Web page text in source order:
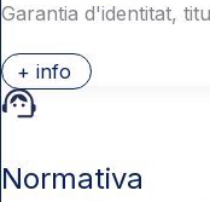
Garantia d'identitat,
+ info
Normativa